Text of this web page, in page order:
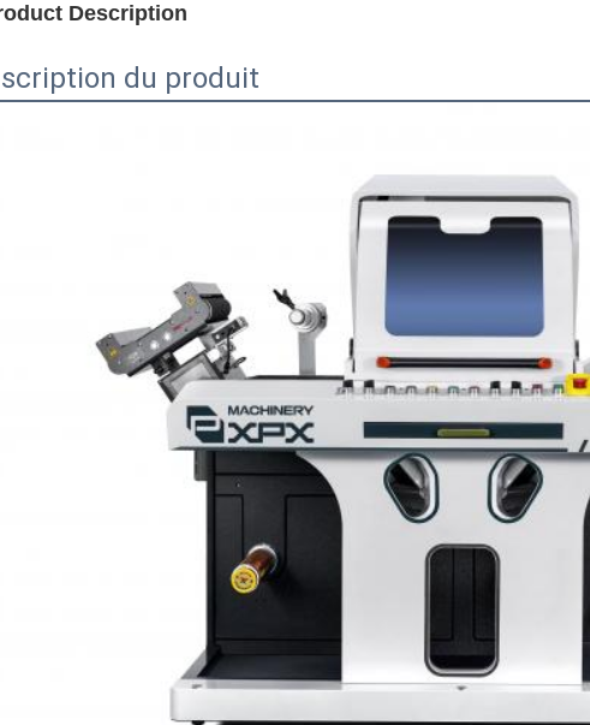
Description
du produit